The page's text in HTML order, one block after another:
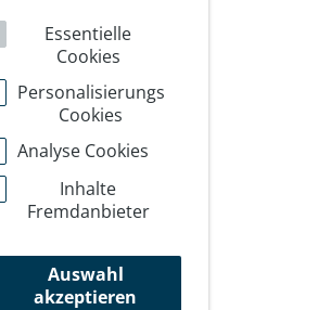
Wandern/Trekking
Rad
Essentielle
Cookies
Personalisierungs
Cookies
Analyse Cookies
Inhalte
Fremdanbieter
Auswahl
akzeptieren